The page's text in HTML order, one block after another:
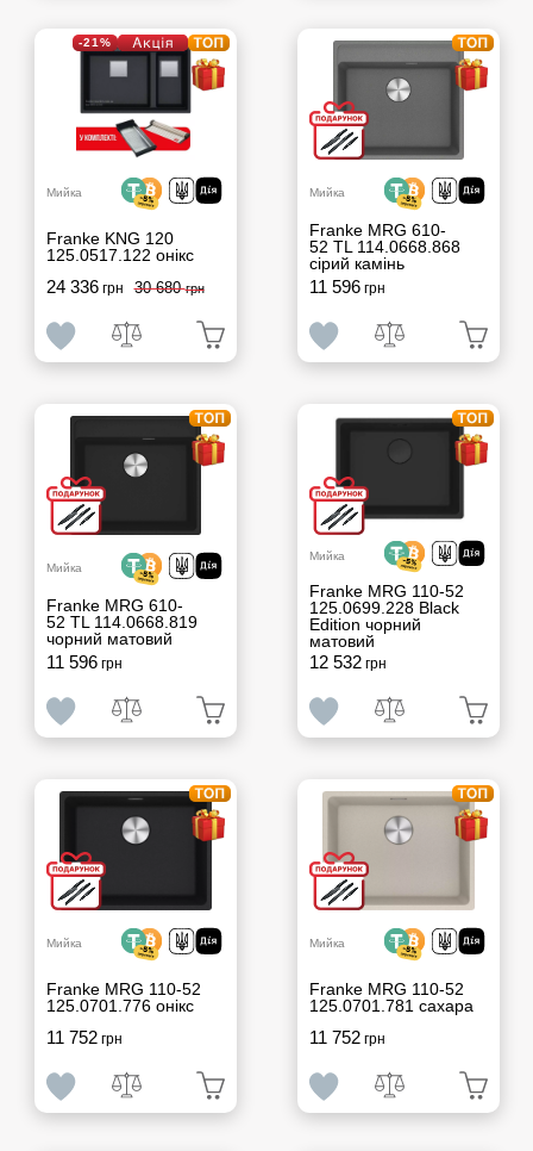
-21%
Мийка
Franke KNG 120
125.0517.122 онікс
24 336грн 30 680грн
Мийка
Franke MRG 610-
52 TL 114.0668.868
сірий камінь
11 596грн
Мийка
Franke MRG 610-
52 TL 114.0668.819
чорний матовий
11 596грн
Мийка
Franke MRG 110-52
125.0699.228 Black
Edition чорний
матовий
12 532грн
Мийка
Franke MRG 110-52
125.0701.776 онікс
11 752грн
Мийка
Franke MRG 110-52
125.0701.781 сахара
11 752грн